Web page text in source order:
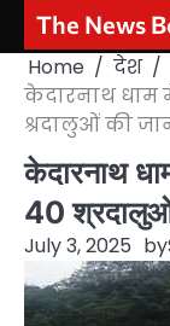
Skip
content
The News
Home
देश
केदारनाथ धाम
श्रदालुओं की
केदारनाथ
40
July 3, 2025 by